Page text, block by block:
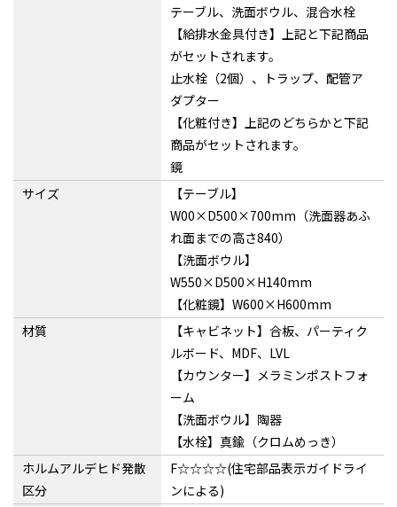
テーブル、洗面ボウル、混合水栓
【給排水金具付き】上記と下記商品
がセットされます。
止水栓（2個）、トラップ、配管ア
ダプター
【化粧付き】上記のどちらかと下記
商品がセットされます。
鏡
サイズ
【テーブル】
W00×D500×700mm（洗面器あふ
れ面までの高さ840）
【洗面ボウル】
W550×D500×H140mm
【化粧鏡】W600×H600mm
材質
【キャビネット】合板、パーティク
ルボード、MDF、LVL
【カウンター】メラミンポストフォ
ーム
【洗面ボウル】陶器
【水栓】真鍮（クロムめっき）
ホルムアルデヒド発散
区分
F☆☆☆☆(住宅部品表示ガイドライ
ンによる)